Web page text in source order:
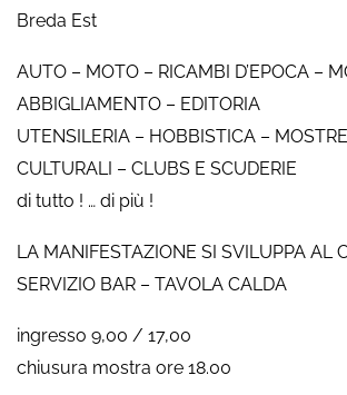
Breda Est
AUTO – MOTO – RICAMBI D’EPOCA –
ABBIGLIAMENTO – EDITORIA
UTENSILERIA – HOBBISTICA –
CULTURALI – CLUBS E SCUDERIE
di tutto ! … di più !
LA MANIFESTAZIONE SI SVILUPPA AL
SERVIZIO BAR – TAVOLA CALDA
ingresso 9,00 / 17,00
chiusura mostra ore 18.00